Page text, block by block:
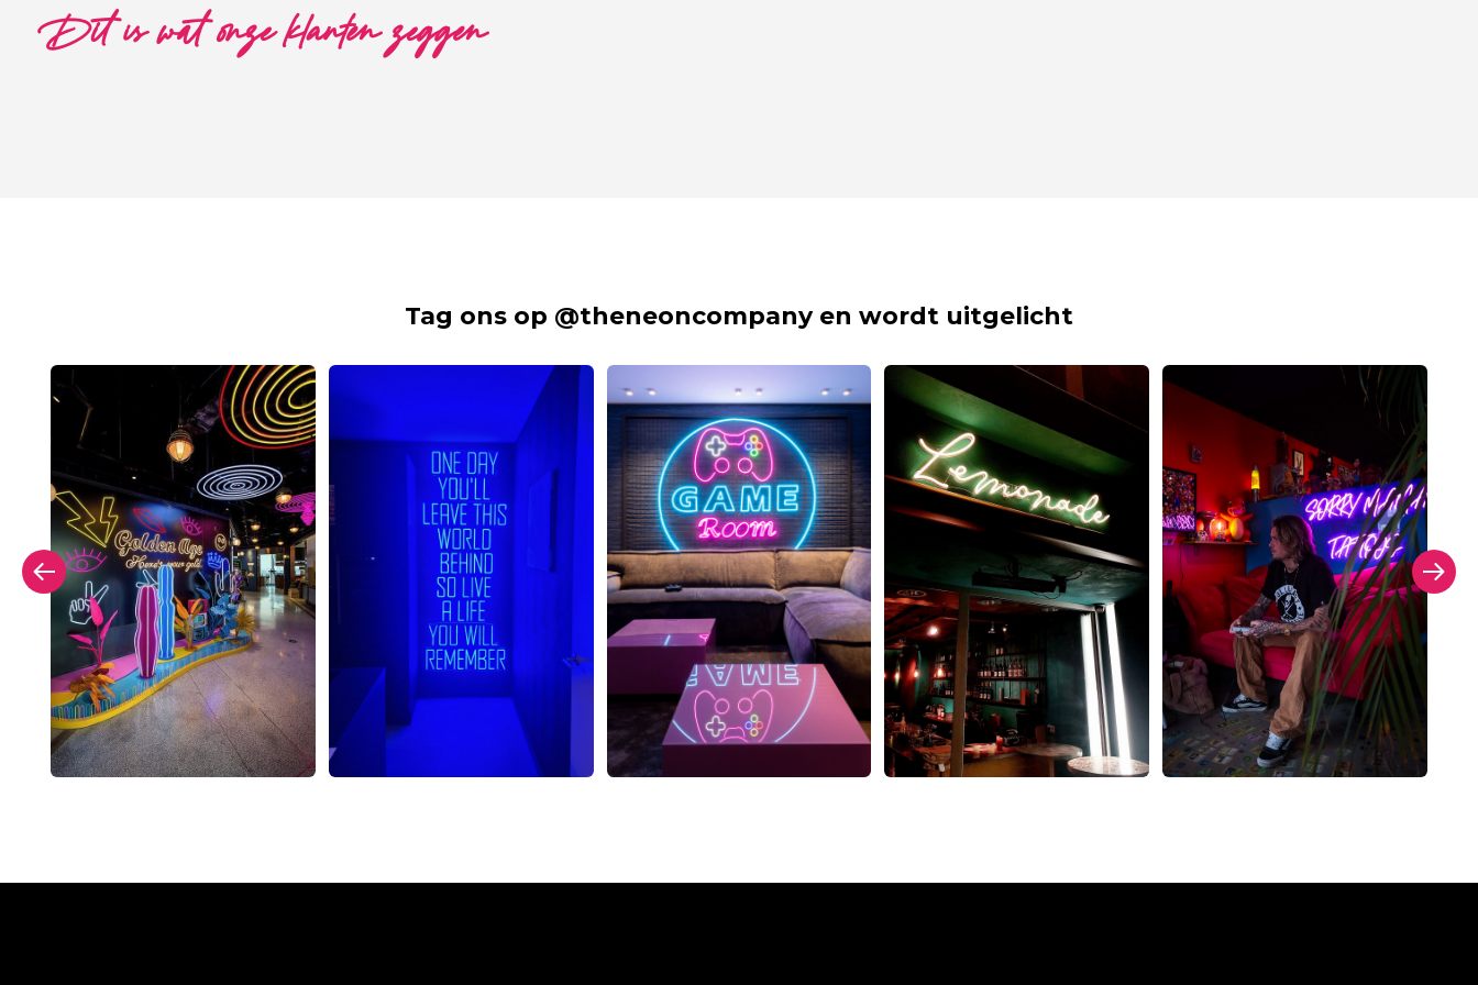
Dit is wat onze klanten zeggen
Tag ons op @theneoncompany en wordt uitgelicht